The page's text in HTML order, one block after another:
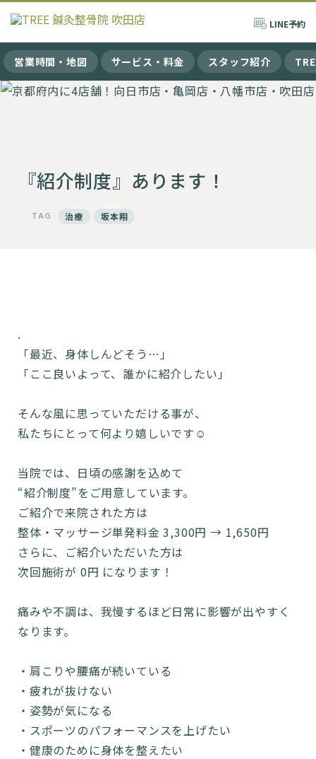
LINE予約
営業時間・地図 サービス・料金 スタッフ紹介
『紹介制度』あります！
TAG 治療 坂本翔
.
「最近、身体しんどそう…」
「ここ良いよって、誰かに紹介したい」
そんな風に思っていただける事が、
私たちにとって何より嬉しいです☺️
当院では、日頃の感謝を込めて
“紹介制度”をご用意しています。
ご紹介で来院された方は
整体・マッサージ単発料金 3,300円 → 1,650円
さらに、ご紹介いただいた方は
次回施術が 0円 になります！
痛みや不調は、我慢するほど日常に影響が出やすく
なります。
・肩こりや腰痛が続いている
・疲れが抜けない
・姿勢が気になる
・スポーツのパフォーマンスを上げたい
・健康のために身体を整えたい